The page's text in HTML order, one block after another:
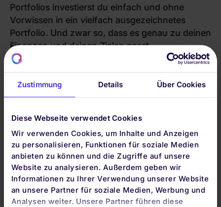
Zustimmung Details Über Cookies
Diese Webseite verwendet Cookies
Wir verwenden Cookies, um Inhalte und Anzeigen
zu personalisieren, Funktionen für soziale Medien
anbieten zu können und die Zugriffe auf unsere
Website zu analysieren. Außerdem geben wir
Informationen zu Ihrer Verwendung unserer Website
an unsere Partner für soziale Medien, Werbung und
Analysen weiter. Unsere Partner führen diese
Portfolios investierst du einfach und ohne
Vorwissen in ein vielfach ausgezeichnetes
Portfolio. Und zwar so, dass es genau zu deinen
Finanzen und deinen Zielen passt.
Jetzt starten
ROBO-ADVISOR DES
JAHRES 2026
Vertraue bei deiner Geldanlage auf unser
professionelles, wissenschaftlich basiertes
Anlagekonzept. Wir machen es dir leicht, von